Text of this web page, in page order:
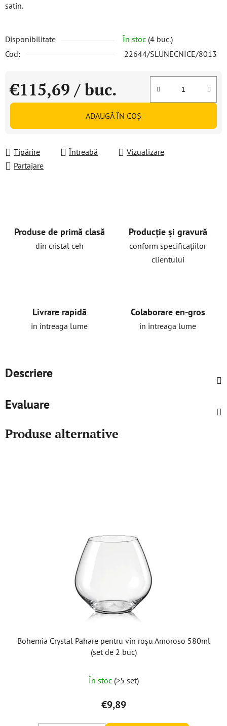
satin.
Disponibilitate În stoc (4 buc.)
Cod:
22644/SLUNECNICE/8013
€115,69 / buc.
Evaluare preţ:
ADAUGĂ ÎN COŞ
Tipărire Întreabă
Vizualizare
Partajare
Produse de primă clasă
din cristal ceh
Producție și gravură
conform specificațiilor
clientului
Livrare rapidă
în întreaga lume
Colaborare en-gros
în întreaga lume
Descriere
Evaluare
Produse alternative
Bohemia Crystal Pahare pentru vin roșu Amoroso 580ml
(set de 2 buc)
medie
a
produsului
În stoc (>5 set)
€9,89